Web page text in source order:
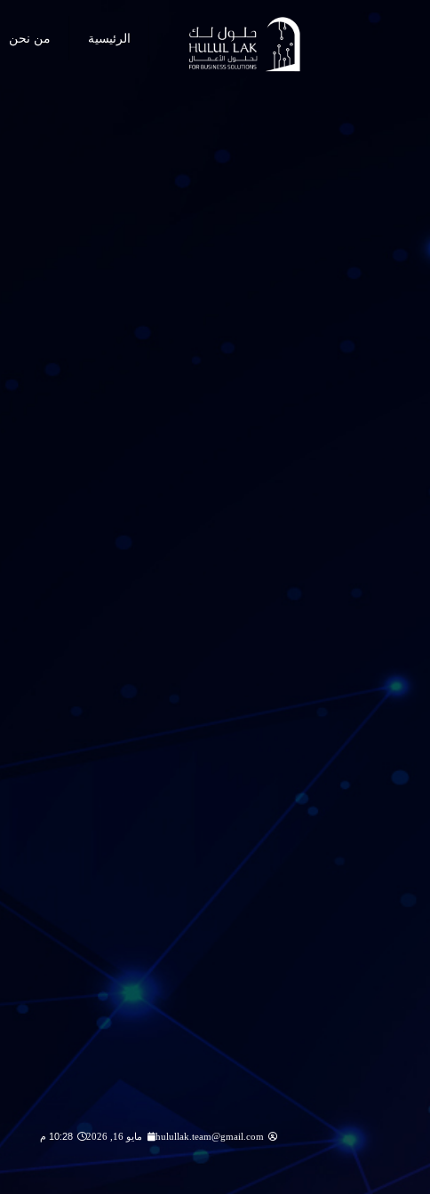
الرئيسية من نحن
hulullak.team@gmail.com مايو 16, 2026 10:28 م